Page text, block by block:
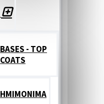
BASES - TOP
COATS
ΗΜΙΜΟΝΙΜΑ